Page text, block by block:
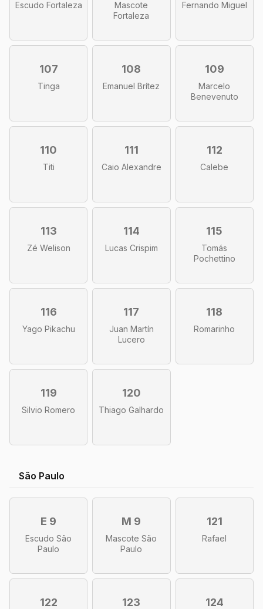
Escudo Fortaleza
Mascote
Fortaleza
Fernando Miguel
107
Tinga
108
Emanuel Brítez
109
Marcelo
Benevenuto
110
Titi
111
Caio Alexandre
112
Calebe
113
Zé Welison
114
Lucas Crispim
115
Tomás
Pochettino
116
Yago Pikachu
117
Juan Martín
Lucero
118
Romarinho
119
Silvio Romero
120
Thiago Galhardo
São Paulo
E 9
Escudo São
Paulo
M 9
Mascote São
Paulo
121
Rafael
122 123 124